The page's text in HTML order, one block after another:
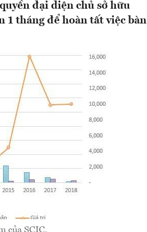
đại diện chủ sở hữu
1 tháng để hoàn tất việc bàn
của SCIC.